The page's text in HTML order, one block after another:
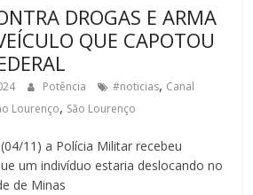
DROGAS E ARMA
QUE CAPOTOU
Potência #noticias, Canal
Lourenço, São Lourenço
11) a Polícia Militar recebeu
um indivíduo estaria deslocando no
de Minas